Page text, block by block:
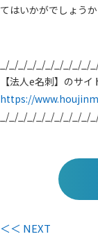
てはいかがでしょうか
_/_/_/_/_/_/_/_/_/
【法人e名刺】のサイ
https://
_/_/_/_/_/_/_/_/_/
＜＜ NEXT